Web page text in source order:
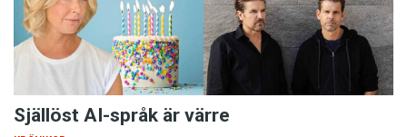
Själlöst AI-språk är värre